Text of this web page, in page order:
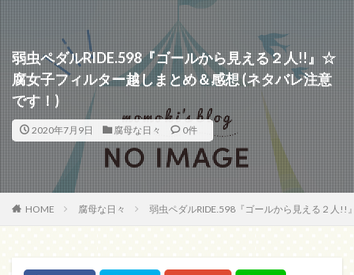
弱虫ペダルRIDE.598『ゴールから見える２人!!』☆
腐女子フィルター越しまとめ＆感想 (ネタバレ注意
です！)
2020年7月9日 腐母な日々 0件
HOME 腐母な日々 弱虫ペダルRIDE.598『ゴールから見える２人